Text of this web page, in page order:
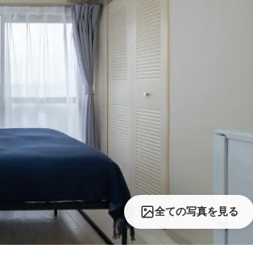
全ての写真を見る